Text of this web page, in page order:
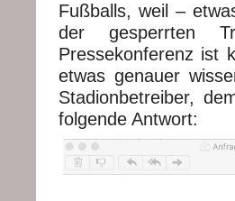
Fußballs, weil –
der gesperrten
Pressekonferenz ist
etwas genauer
Stadionbetreiber,
folgende Antwort: